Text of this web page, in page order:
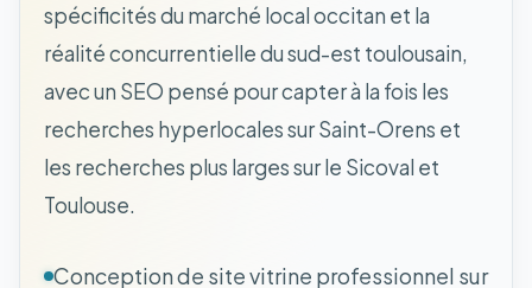
spécificités du marché local occitan et la
réalité concurrentielle du sud-est toulousain,
avec un SEO pensé pour capter à la fois les
recherches hyperlocales sur Saint-Orens et
les recherches plus larges sur le Sicoval et
Toulouse.
Conception de site vitrine professionnel sur